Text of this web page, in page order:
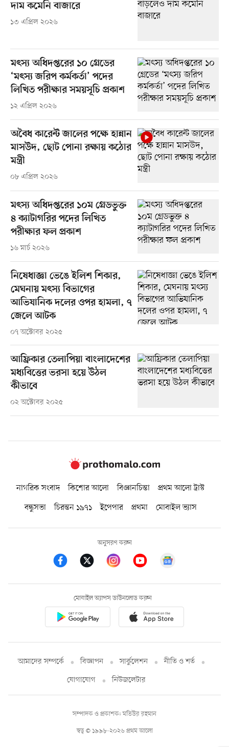
দাম কমেনি বাজারে
১৩ এপ্রিল ২০২৬
মৎস্য অধিদপ্তরের ১০ গ্রেডের
‘মৎস্য জরিপ কর্মকর্তা’ পদের
লিখিত পরীক্ষার সময়সূচি প্রকাশ
১২ এপ্রিল ২০২৬
অবৈধ কারেন্ট জালের পক্ষে হান্নান
মাসউদ, ছোট পোনা রক্ষায় কঠোর
মন্ত্রী
০৮ এপ্রিল ২০২৬
মৎস্য অধিদপ্তরের ১০ম গ্রেডভুক্ত
৪ ক্যাটাগরির পদের লিখিত
পরীক্ষার ফল প্রকাশ
১৬ মার্চ ২০২৬
নিষেধাজ্ঞা ভেঙে ইলিশ শিকার,
মেঘনায় মৎস্য বিভাগের
আভিযানিক দলের ওপর হামলা, ৭
জেলে আটক
০৭ অক্টোবর ২০২৫
আফ্রিকার তেলাপিয়া বাংলাদেশের
মধ্যবিত্তের ভরসা হয়ে উঠল
কীভাবে
০২ অক্টোবর ২০২৫
নাগরিক সংবাদ কিশোর আলো বিজ্ঞানচিন্তা
প্রথম আলো ট্রাস্ট
বন্ধুসভা
চিরন্তন ১৯৭১ ইপেপার প্রথমা মোবাইল ভ্যাস
অনুসরণ করুন
মোবাইল অ্যাপস ডাউনলোড করুন
আমাদের সম্পর্কে বিজ্ঞাপন সার্কুলেশন
নীতি ও শর্ত
যোগাযোগ
নিউজলেটার
স্বত্ব © ১৯৯৮-২০২৬ প্রথম আলো
সম্পাদক ও প্রকাশক: মতিউর রহমান